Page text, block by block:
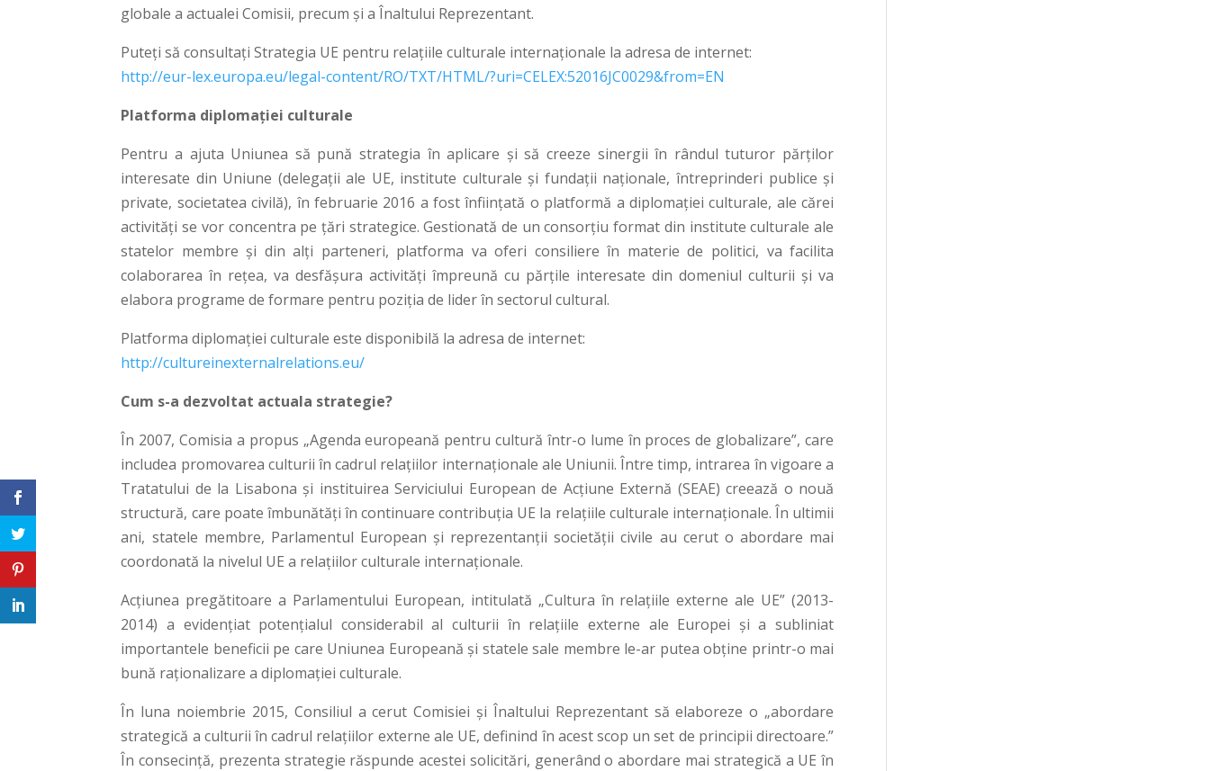
globale a actualei Comisii, precum și a Înaltului Reprezentant.
Puteți să consultați Strategia UE pentru relațiile culturale internaționale la adresa de internet:
http://eur-lex.europa.eu/legal-content/RO/TXT/HTML/?uri=CELEX:52016JC0029&from=EN
Platforma diplomației culturale
Pentru a ajuta Uniunea să pună strategia în aplicare și să creeze sinergii în rândul tuturor părților
interesate din Uniune (delegații ale UE, institute culturale și fundații naționale, întreprinderi publice și
private, societatea civilă), în februarie 2016 a fost înființată o platformă a diplomației culturale, ale cărei
activități se vor concentra pe țări strategice. Gestionată de un consorțiu format din institute culturale ale
statelor membre și din alți parteneri, platforma va oferi consiliere în materie de politici, va facilita
colaborarea în rețea, va desfășura activități împreună cu părțile interesate din domeniul culturii și va
elabora programe de formare pentru poziția de lider în sectorul cultural.
Platforma diplomației culturale este disponibilă la adresa de internet:
http://cultureinexternalrelations.eu/
Cum s-a dezvoltat actuala strategie?
În 2007, Comisia a propus „Agenda europeană pentru cultură într-o lume în proces de globalizare”, care
includea promovarea culturii în cadrul relațiilor internaționale ale Uniunii. Între timp, intrarea în vigoare a
Tratatului de la Lisabona și instituirea Serviciului European de Acțiune Externă (SEAE) creează o nouă
structură, care poate îmbunătăți în continuare contribuția UE la relațiile culturale internaționale. În ultimii
ani, statele membre, Parlamentul European și reprezentanții societății civile au cerut o abordare mai
coordonată la nivelul UE a relațiilor culturale internaționale.
Acțiunea pregătitoare a Parlamentului European, intitulată „Cultura în relațiile externe ale UE” (2013-
2014) a evidențiat potențialul considerabil al culturii în relațiile externe ale Europei și a subliniat
importantele beneficii pe care Uniunea Europeană și statele sale membre le-ar putea obține printr-o mai
bună raționalizare a diplomației culturale.
În luna noiembrie 2015, Consiliul a cerut Comisiei și Înaltului Reprezentant să elaboreze o „abordare
strategică a culturii în cadrul relațiilor externe ale UE, definind în acest scop un set de principii directoare.”
În consecință, prezenta strategie răspunde acestei solicitări, generând o abordare mai strategică a UE în